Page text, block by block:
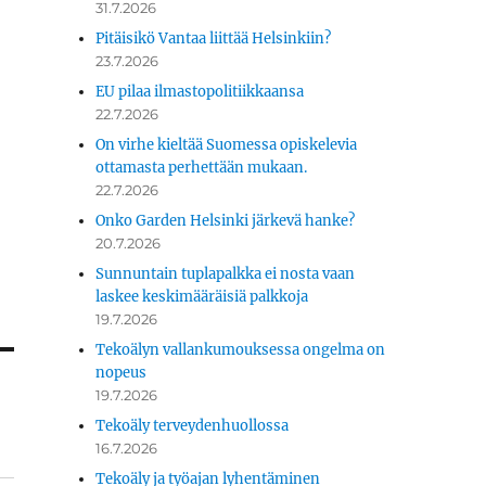
31.7.2026
Pitäisikö Vantaa liittää Helsinkiin?
23.7.2026
EU pilaa ilmastopolitiikkaansa
22.7.2026
On virhe kieltää Suomessa opiskelevia
ottamasta perhettään mukaan.
22.7.2026
Onko Garden Helsinki järkevä hanke?
20.7.2026
Sunnuntain tuplapalkka ei nosta vaan
laskee keskimääräisiä palkkoja
19.7.2026
Tekoälyn vallankumouksessa ongelma on
nopeus
19.7.2026
Tekoäly terveydenhuollossa
16.7.2026
Tekoäly ja työajan lyhentäminen